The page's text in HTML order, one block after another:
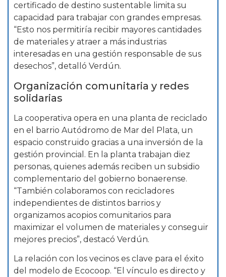
certificado de destino sustentable limita su
capacidad para trabajar con grandes empresas.
“Esto nos permitiría recibir mayores cantidades
de materiales y atraer a más industrias
interesadas en una gestión responsable de sus
desechos”, detalló Verdún.
Organización comunitaria y redes
solidarias
La cooperativa opera en una planta de reciclado
en el barrio Autódromo de Mar del Plata, un
espacio construido gracias a una inversión de la
gestión provincial. En la planta trabajan diez
personas, quienes además reciben un subsidio
complementario del gobierno bonaerense.
“También colaboramos con recicladores
independientes de distintos barrios y
organizamos acopios comunitarios para
maximizar el volumen de materiales y conseguir
mejores precios”, destacó Verdún.
La relación con los vecinos es clave para el éxito
del modelo de Ecocoop. “El vínculo es directo y